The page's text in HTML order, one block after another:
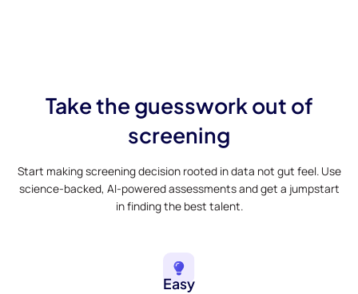
Take the guesswork out of
screening
Start making screening decision rooted in data not gut feel. Use
science-backed, AI-powered assessments and get a jumpstart
in finding the best talent.
Easy